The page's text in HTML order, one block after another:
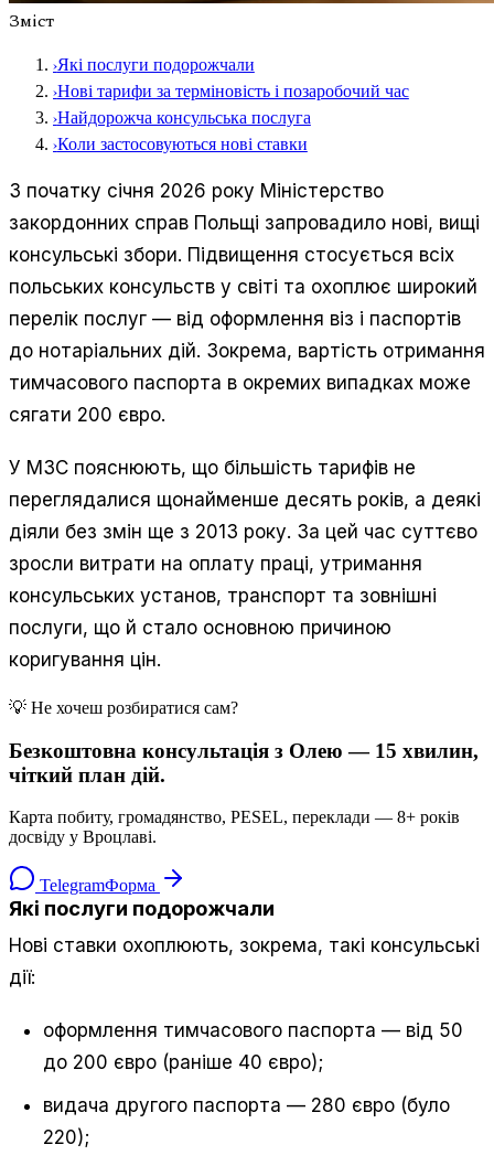
Зміст
›Які послуги подорожчали
›Нові тарифи за терміновість і позаробочий час
›Найдорожча консульська послуга
›Коли застосовуються нові ставки
З початку січня 2026 року Міністерство
закордонних справ Польщі запровадило нові, вищі
консульські збори. Підвищення стосується всіх
польських консульств у світі та охоплює широкий
перелік послуг — від оформлення віз і паспортів
до нотаріальних дій. Зокрема, вартість отримання
тимчасового паспорта в окремих випадках може
сягати 200 євро.
У МЗС пояснюють, що більшість тарифів не
переглядалися щонайменше десять років, а деякі
діяли без змін ще з 2013 року. За цей час суттєво
зросли витрати на оплату праці, утримання
консульських установ, транспорт та зовнішні
послуги, що й стало основною причиною
коригування цін.
💡 Не хочеш розбиратися сам?
Безкоштовна консультація з Олею — 15 хвилин,
чіткий план дій.
Карта побиту, громадянство, PESEL, переклади — 8+ років
досвіду у Вроцлаві.
TelegramФорма
Які послуги подорожчали
Нові ставки охоплюють, зокрема, такі консульські
дії:
оформлення тимчасового паспорта — від 50
до 200 євро (раніше 40 євро);
видача другого паспорта — 280 євро (було
220);